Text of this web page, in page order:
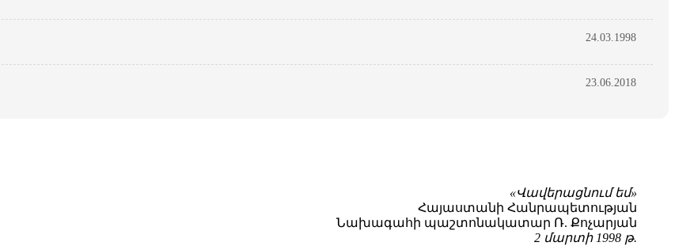
24.03.1998
23.06.2018
«Վավերացնում եմ»
Հայաստանի Հանրապետության
Նախագահի պաշտոնակատար Ռ. Քոչարյան
2 մարտի 1998 թ.